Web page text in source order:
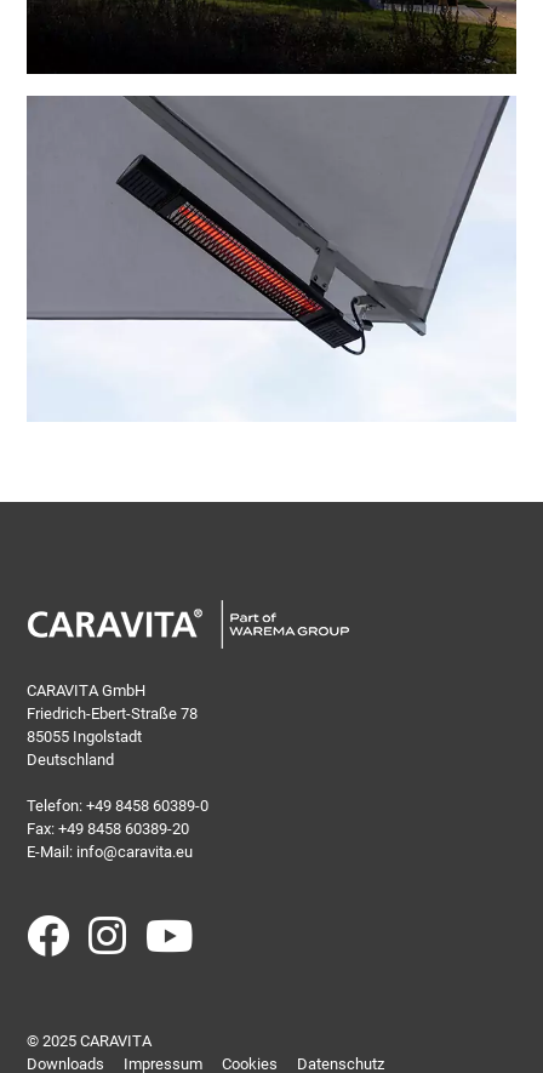
CARAVITA GmbH
Friedrich-Ebert-Straße 78
85055 Ingolstadt
Deutschland
Telefon:+49 8458 60389-0
Fax: +49 8458 60389-20
E-Mail: info@caravita.eu
© 2025 CARAVITA
Downloads
Impressum Cookies Datenschutz